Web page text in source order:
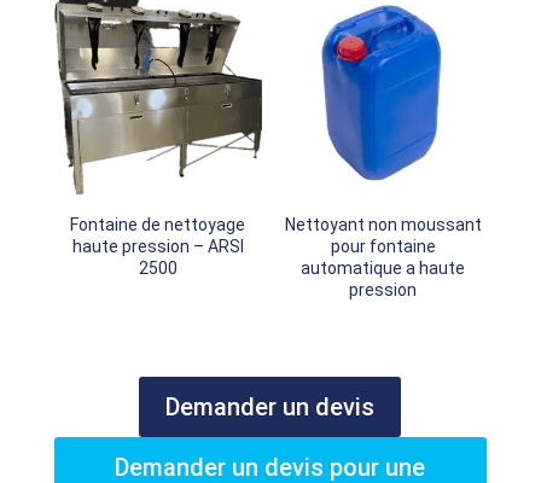
Fontaine de nettoyage
haute pression – ARSI
2500
Nettoyant non moussant
pour fontaine
automatique a haute
pression
Demander un devis
Demander un devis pour une